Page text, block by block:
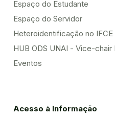
Espaço do Estudante
Espaço do Servidor
Heteroidentificação no IFCE
HUB ODS UNAI - Vice-chair
Eventos
Acesso à Informação